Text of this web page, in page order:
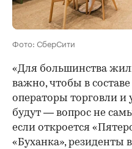
Фото: СберСити
«Для большинства
важно, чтобы в
операторы торговли и
будут — вопрос не
если откроется
«Буханка», резиденты